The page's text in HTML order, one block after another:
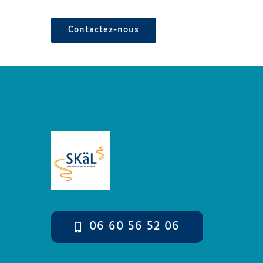
Contactez-nous
06 60 56 52 06